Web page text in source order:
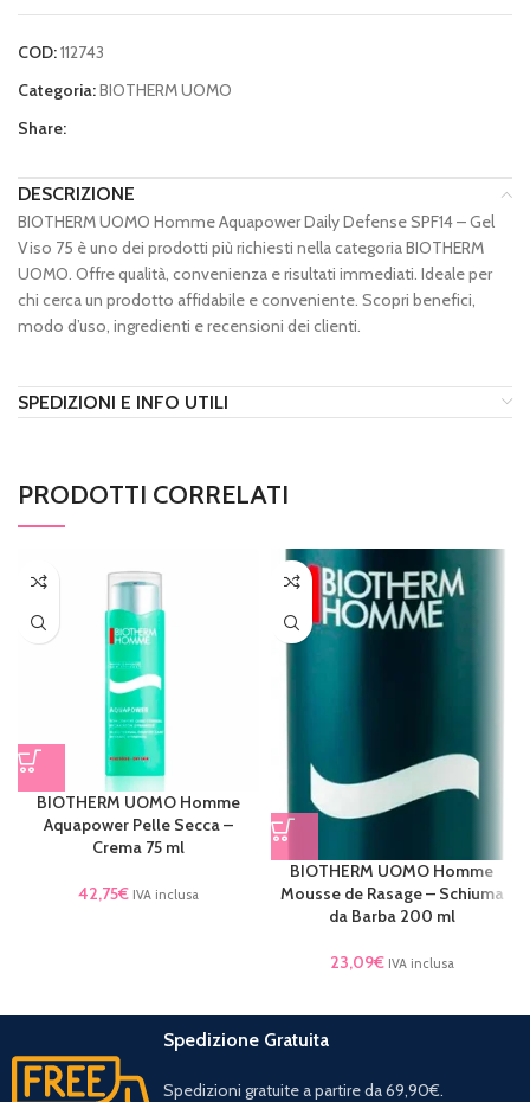
COD:112743
Categoria:BIOTHERM UOMO
Share:
DESCRIZIONE
BIOTHERM UOMO Homme Aquapower Daily Defense SPF14 – Gel
Viso 75 è uno dei prodotti più richiesti nella categoria BIOTHERM
UOMO. Offre qualità, convenienza e risultati immediati. Ideale per
chi cerca un prodotto affidabile e conveniente. Scopri benefici,
modo d’uso, ingredienti e recensioni dei clienti.
SPEDIZIONI E INFO UTILI
PRODOTTI CORRELATI
BIOTHERM UOMO Homme
Aquapower Pelle Secca –
Crema 75 ml
42,75€ IVA inclusa
BIOTHERM UOMO Homme
Mousse de Rasage – Schiuma
da Barba 200 ml
23,09€ IVA inclusa
Spedizione Gratuita
Spedizioni gratuite a partire da 69,90€.